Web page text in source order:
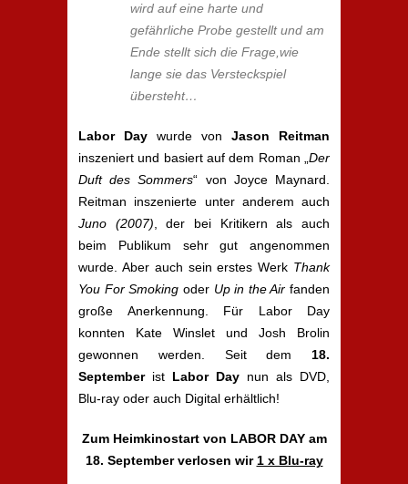
wird auf eine harte und
gefährliche Probe gestellt und am
Ende stellt sich die Frage,wie
lange sie das Versteckspiel
übersteht…
Labor Day wurde von Jason Reitman
inszeniert und basiert auf dem Roman „ Der
Duft des Sommers“ von Joyce Maynard.
Reitman inszenierte unter anderem auch
Juno (2007) , der bei Kritikern als auch
beim Publikum sehr gut angenommen
wurde. Aber auch sein erstes Werk Thank
You For Smoking oder Up in the Air fanden
große Anerkennung. Für Labor Day
konnten Kate Winslet und Josh Brolin
gewonnen werden. Seit dem 18.
Septemberist Labor Day nun als DVD,
Blu-ray oder auch Digital erhältlich!
Zum Heimkinostart von LABOR DAY am
18. September verlosen wir 1 x Blu-ray